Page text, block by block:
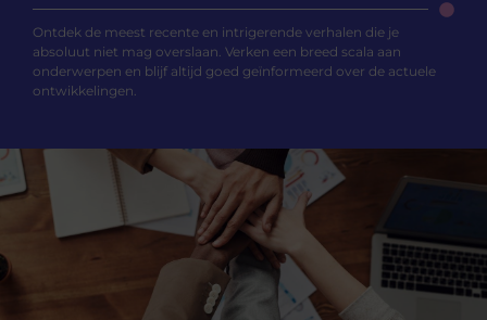
Ontdek de meest recente en intrigerende verhalen die je
absoluut niet mag overslaan. Verken een breed scala aan
onderwerpen en blijf altijd goed geïnformeerd over de actuele
ontwikkelingen.